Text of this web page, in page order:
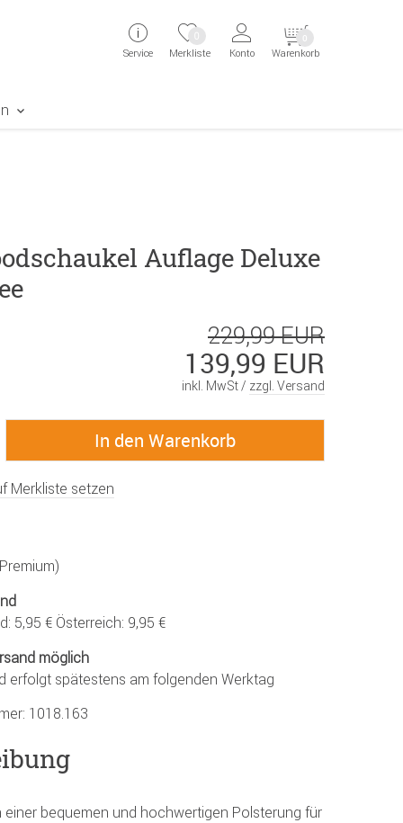
Service Merkliste
0
Konto Warenkorb
0
Auflage Deluxe
229,99 EUR
139,99 EUR
inkl. MwSt / zzgl. Versand
Merkliste setzen
5,95 € Österreich: 9,95 €
möglich
erfolgt spätestens am folgenden Werktag
1018.163
bequemen und hochwertigen Polsterung für